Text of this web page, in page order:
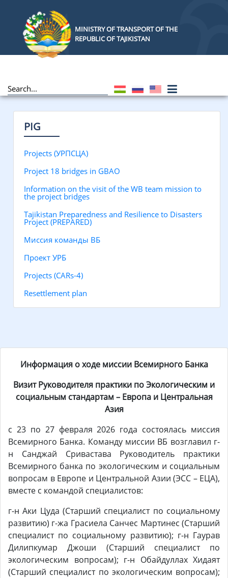
MINISTRY OF TRANSPORT OF THE
REPUBLIC OF TAJIKISTAN
PIG
Projects (УРПСЦА)
Project 18 bridges in GBAO
Information on the visit of the WB team mission to
the project bridges
Tajikistan Preparedness and Resilience to Disasters
Project (PREPARED)
Миссия команды ВБ
Проект УРБ
Projects (CARs-4)
Resettlement plan
Информация о ходе миссии Всемирного Банка
Визит Руководителя практики по Экологическим и
социальным стандартам – Европа и Центральная
Азия
с 23 по 27 февраля 2026 года состоялась миссия
Всемирного Банка. Команду миссии ВБ возглавил г-
н Санджай Сривастава Руководитель практики
Всемирного банка по экологическим и социальным
вопросам в Европе и Центральной Азии (ЭCС – ЕЦА),
вместе с командой специалистов:
г-н Аки Цуда (Старший специалист по социальному
развитию) г-жа Грасиела Санчес Мартинес (Старший
специалист по социальному развитию); г-н Гаурав
Дилипкумар Джоши (Старший специалист по
экологическим вопросам); г-н Обайдуллах Хидаят
(Старший специалист по экологическим вопросам);